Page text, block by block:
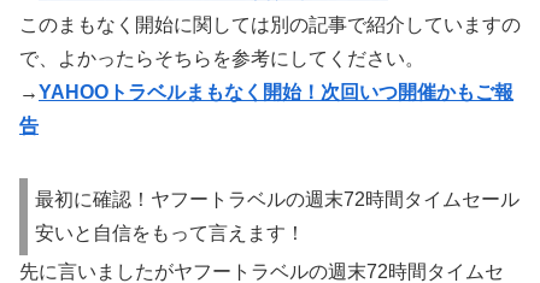
このまもなく開始に関しては別の記事で紹介していますの
で、よかったらそちらを参考にしてください。
→YAHOOトラベルまもなく開始！次回いつ開催かもご報
告
最初に確認！ヤフートラベルの週末72時間タイムセール
安いと自信をもって言えます！
先に言いましたがヤフートラベルの週末72時間タイムセ